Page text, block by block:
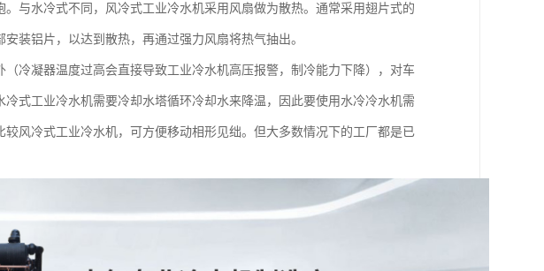
与水冷式不同，风冷式工业冷水机采用风扇做为散热。通常采用翅片式的
装铝片，以达到散热，再通过强力风扇将热气抽出。
冷凝器温度过高会直接导致工业冷水机高压报警，制冷能力下降），对车
式工业冷水机需要冷却水塔循环冷却水来降温，因此要使用水冷冷水机需
风冷式工业冷水机，可方便移动相形见绌。但大多数情况下的工厂都是已